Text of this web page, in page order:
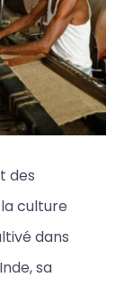
des
culture
dans
sa